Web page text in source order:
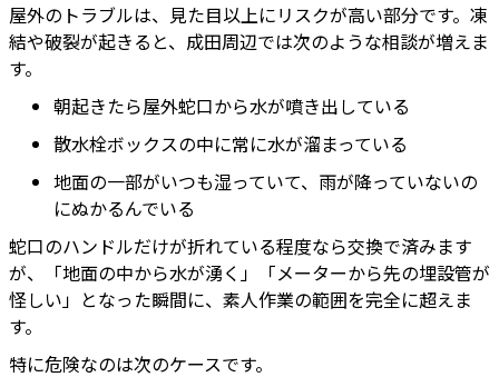
屋外のトラブルは、見た目以上にリスクが高い部分です。凍
結や破裂が起きると、成田周辺では次のような相談が増えま
す。
朝起きたら屋外蛇口から水が噴き出している
散水栓ボックスの中に常に水が溜まっている
地面の一部がいつも湿っていて、雨が降っていないの
にぬかるんでいる
蛇口のハンドルだけが折れている程度なら交換で済みます
が、「地面の中から水が湧く」「メーターから先の埋設管が
怪しい」となった瞬間に、素人作業の範囲を完全に超えま
す。
特に危険なのは次のケースです。